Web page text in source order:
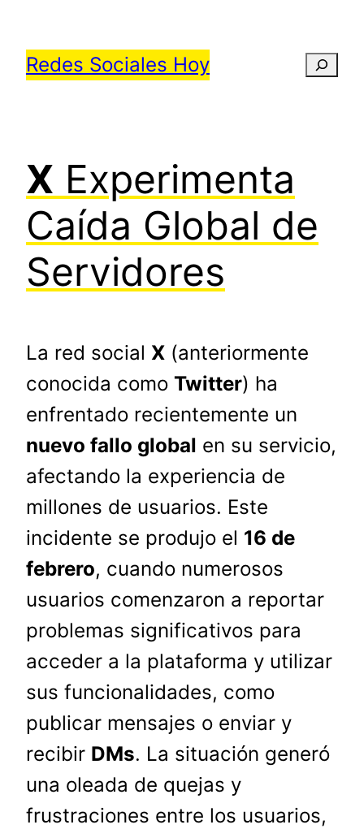
contenido
Redes Sociales Hoy
X Experimenta
Caída Global de
Servidores
La red social X (anteriormente
conocida como Twitter) ha
enfrentado recientemente un
nuevo fallo global en su servicio,
afectando la experiencia de
millones de usuarios. Este
incidente se produjo el 16 de
febrero, cuando numerosos
usuarios comenzaron a reportar
problemas significativos para
acceder a la plataforma y utilizar
sus funcionalidades, como
publicar mensajes o enviar y
recibir DMs. La situación generó
una oleada de quejas y
frustraciones entre los usuarios,